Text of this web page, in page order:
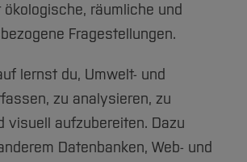
räumliche und
Fragestellungen.
lernst du, Umwelt- und
zu analysieren, zu
visuell aufzubereiten. Dazu
Datenbanken, Web- und